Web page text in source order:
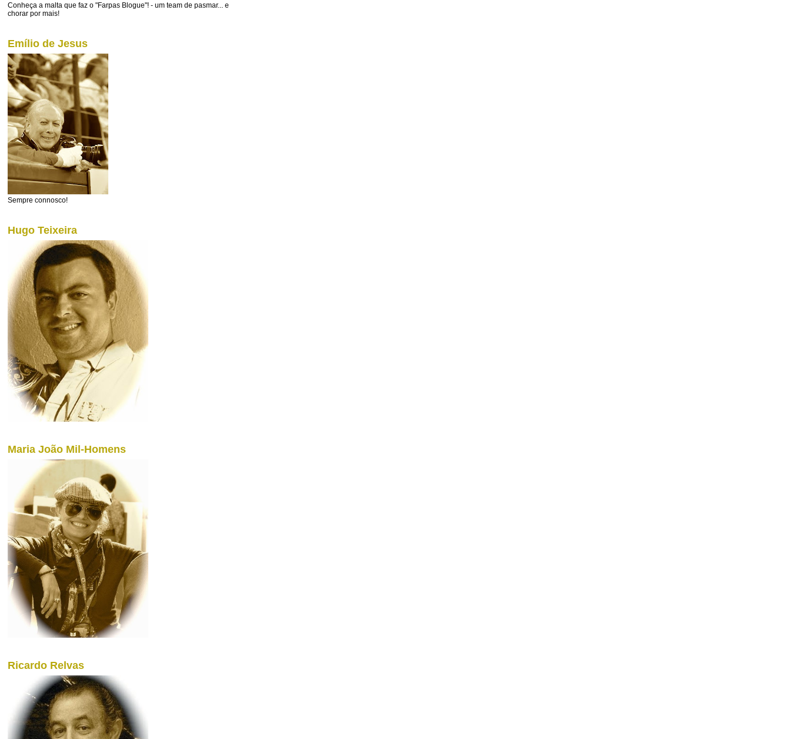
Conheça a malta que faz o "Farpas Blogue"! - um team de pasmar... e
chorar por mais!
Emílio de Jesus
Sempre connosco!
Hugo Teixeira
Maria João Mil-Homens
Ricardo Relvas